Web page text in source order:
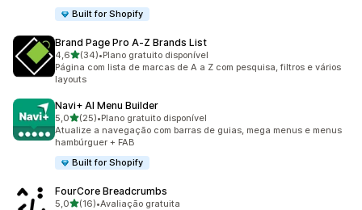
Built for Shopify
Brand Page Pro A‑Z Brands List
4,6de 5 estrelas
(34)
34 avaliações ao todo
•Plano gratuito disponível
Página com lista de marcas de A a Z com pesquisa, filtros e vários
layouts
Navi+ AI Menu Builder
5,0de 5 estrelas
(25)
25 avaliações ao todo
•Plano gratuito disponível
Atualize a navegação com barras de guias, mega menus e menus
hambúrguer + FAB
Built for Shopify
FourCore Breadcrumbs
5,0de 5 estrelas
(16)•Avaliação gratuita